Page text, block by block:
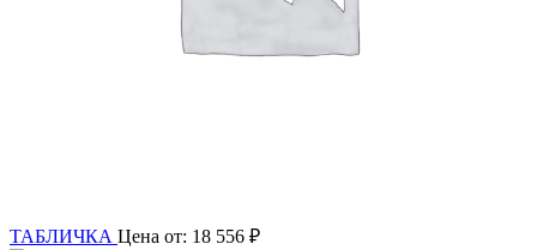
ТАБЛИЧКА Цена от: 18 556 ₽